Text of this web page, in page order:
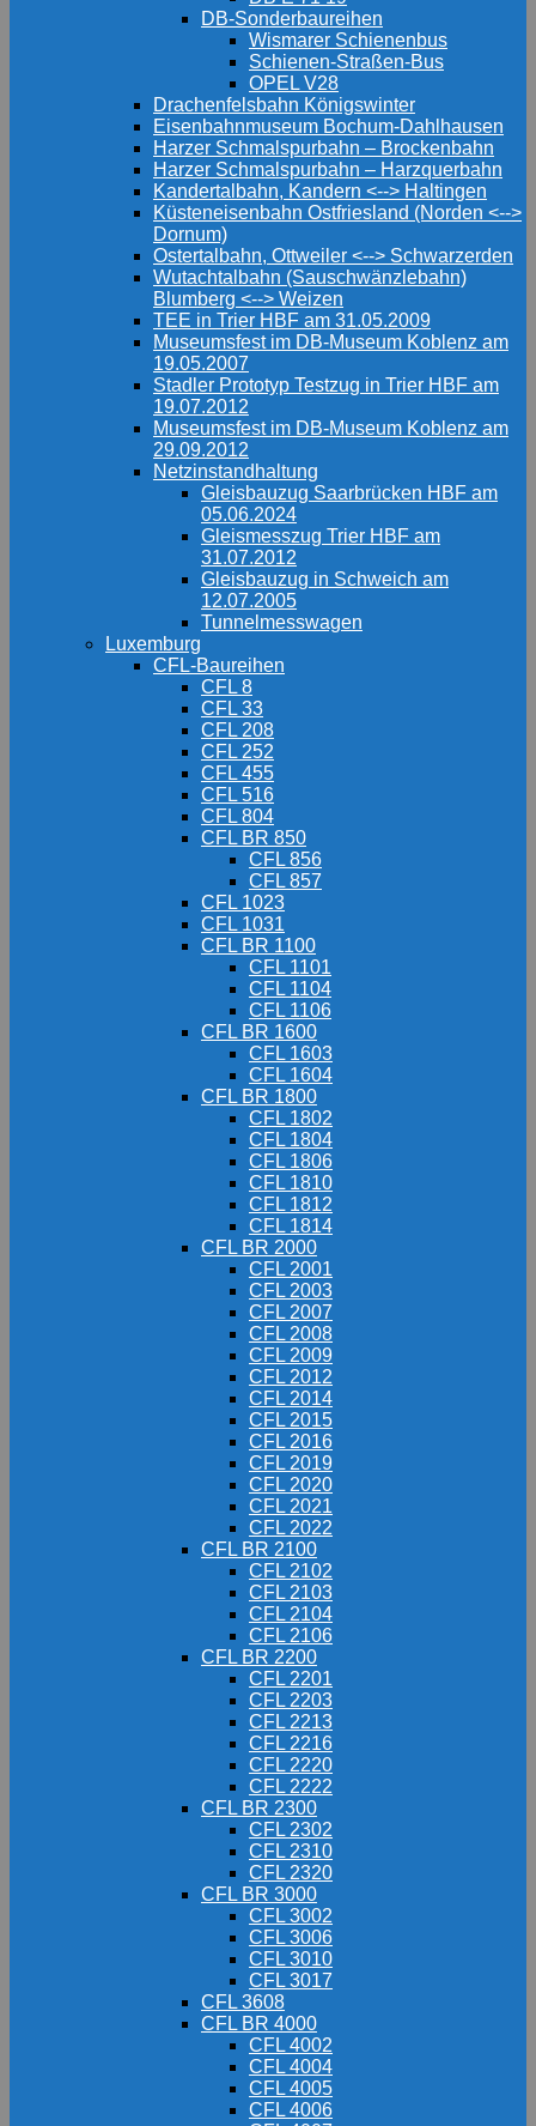
DB-Sonderbaureihen
Wismarer Schienenbus
Schienen-Straßen-Bus
OPEL V28
Drachenfelsbahn Königswinter
Eisenbahnmuseum Bochum-Dahlhausen
Harzer Schmalspurbahn – Brockenbahn
Harzer Schmalspurbahn – Harzquerbahn
Kandertalbahn, Kandern <--> Haltingen
Küsteneisenbahn Ostfriesland (Norden <-->
Dornum)
Ostertalbahn, Ottweiler <--> Schwarzerden
Wutachtalbahn (Sauschwänzlebahn)
Blumberg <--> Weizen
TEE in Trier HBF am 31.05.2009
Museumsfest im DB-Museum Koblenz am
19.05.2007
Stadler Prototyp Testzug in Trier HBF am
19.07.2012
Museumsfest im DB-Museum Koblenz am
29.09.2012
Netzinstandhaltung
Gleisbauzug Saarbrücken HBF am
05.06.2024
Gleismesszug Trier HBF am
31.07.2012
Gleisbauzug in Schweich am
12.07.2005
Tunnelmesswagen
Luxemburg
CFL-Baureihen
CFL 8
CFL 33
CFL 208
CFL 252
CFL 455
CFL 516
CFL 804
CFL BR 850
CFL 856
CFL 857
CFL 1023
CFL 1031
CFL BR 1100
CFL 1101
CFL 1104
CFL 1106
CFL BR 1600
CFL 1603
CFL 1604
CFL BR 1800
CFL 1802
CFL 1804
CFL 1806
CFL 1810
CFL 1812
CFL 1814
CFL BR 2000
CFL 2001
CFL 2003
CFL 2007
CFL 2008
CFL 2009
CFL 2012
CFL 2014
CFL 2015
CFL 2016
CFL 2019
CFL 2020
CFL 2021
CFL 2022
CFL BR 2100
CFL 2102
CFL 2103
CFL 2104
CFL 2106
CFL BR 2200
CFL 2201
CFL 2203
CFL 2213
CFL 2216
CFL 2220
CFL 2222
CFL BR 2300
CFL 2302
CFL 2310
CFL 2320
CFL BR 3000
CFL 3002
CFL 3006
CFL 3010
CFL 3017
CFL 3608
CFL BR 4000
CFL 4002
CFL 4004
CFL 4005
CFL 4006